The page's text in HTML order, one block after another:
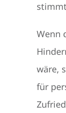
Wenn
wäre,
für